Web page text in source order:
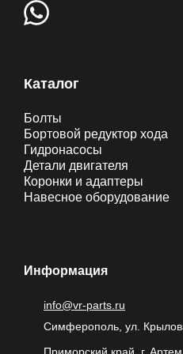
Каталог
Болты
Бортовой редуктор хода
Гидронасосы
Детали двигателя
Коронки и адаптеры
Навесное оборудование
Информация
info@vr-parts.ru
Симферополь, ул.
Приморский край, г.